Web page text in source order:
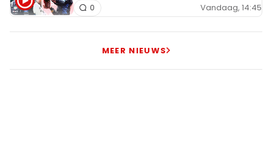
Vandaag, 14:45
0
MEER NIEUWS